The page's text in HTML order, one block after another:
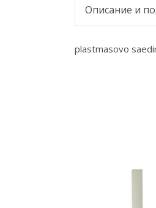
Oписание и
plastmasovo